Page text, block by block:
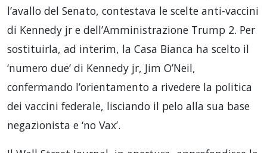
l’avallo del Senato, contestava le scelte anti-vaccini
di Kennedy jr e dell’Amministrazione Trump 2. Per
sostituirla, ad interim, la Casa Bianca ha scelto il
‘numero due’ di Kennedy jr, Jim O’Neil,
confermando l’orientamento a rivedere la politica
dei vaccini federale, lisciando il pelo alla sua base
negazionista e ‘no Vax’.